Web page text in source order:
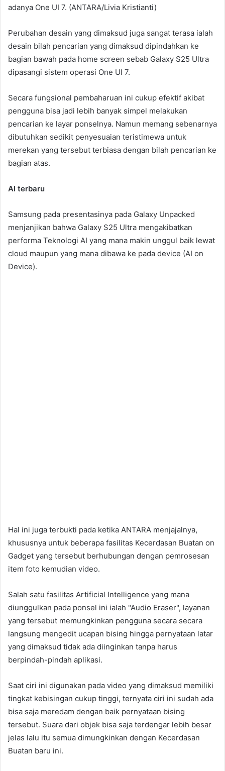
adanya One UI 7. (ANTARA/Livia Kristianti)
Perubahan desain yang dimaksud juga sangat terasa ialah
desain bilah pencarian yang dimaksud dipindahkan ke
bagian bawah pada home screen sebab Galaxy S25 Ultra
dipasangi sistem operasi One UI 7.
Secara fungsional pembaharuan ini cukup efektif akibat
pengguna bisa jadi lebih banyak simpel melakukan
pencarian ke layar ponselnya. Namun memang sebenarnya
dibutuhkan sedikit penyesuaian teristimewa untuk
merekan yang tersebut terbiasa dengan bilah pencarian ke
bagian atas.
AI terbaru
Samsung pada presentasinya pada Galaxy Unpacked
menjanjikan bahwa Galaxy S25 Ultra mengakibatkan
performa Teknologi AI yang mana makin unggul baik lewat
cloud maupun yang mana dibawa ke pada device (AI on
Device).
Hal ini juga terbukti pada ketika ANTARA menjajalnya,
khususnya untuk beberapa fasilitas Kecerdasan Buatan on
Gadget yang tersebut berhubungan dengan pemrosesan
item foto kemudian video.
Salah satu fasilitas Artificial Intelligence yang mana
diunggulkan pada ponsel ini ialah "Audio Eraser", layanan
yang tersebut memungkinkan pengguna secara secara
langsung mengedit ucapan bising hingga pernyataan latar
yang dimaksud tidak ada diinginkan tanpa harus
berpindah-pindah aplikasi.
Saat ciri ini digunakan pada video yang dimaksud memiliki
tingkat kebisingan cukup tinggi, ternyata ciri ini sudah ada
bisa saja meredam dengan baik pernyataan bising
tersebut. Suara dari objek bisa saja terdengar lebih besar
jelas lalu itu semua dimungkinkan dengan Kecerdasan
Buatan baru ini.